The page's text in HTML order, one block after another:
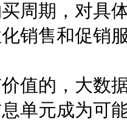
周期，对具
销售和促销
的，大数据
单元成为可